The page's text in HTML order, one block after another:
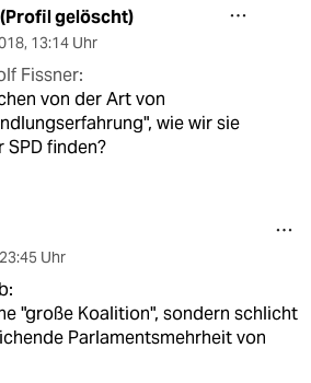
gelöscht)
, 13:14 Uhr
Fissner:
von der Art von
wie wir sie
SPD finden?
23:45 Uhr
"große Koalition", sondern schlicht
Parlamentsmehrheit von